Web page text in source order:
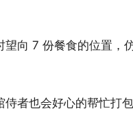
向 7 份餐食的位置，
者也会好心的帮忙打